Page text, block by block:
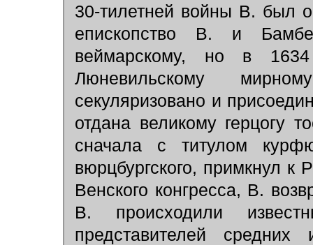
30-тилетней войны В. был
епископство В. и
веймарскому, но в
Люневильскому
секуляризовано и
отдана великому герцогу
сначала с титулом
вюрцбургского, примкнул к
Венского конгресса, В.
В. происходили
представителей